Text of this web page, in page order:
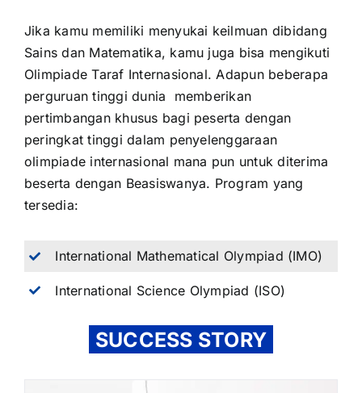
Jika kamu memiliki menyukai keilmuan dibidang
Sains dan Matematika, kamu juga bisa mengikuti
Olimpiade Taraf Internasional. Adapun beberapa
perguruan tinggi dunia memberikan
pertimbangan khusus bagi peserta dengan
peringkat tinggi dalam penyelenggaraan
olimpiade internasional mana pun untuk diterima
beserta dengan Beasiswanya. Program yang
tersedia:
International Mathematical Olympiad (IMO)
International Science Olympiad (ISO)
SUCCESS STORY